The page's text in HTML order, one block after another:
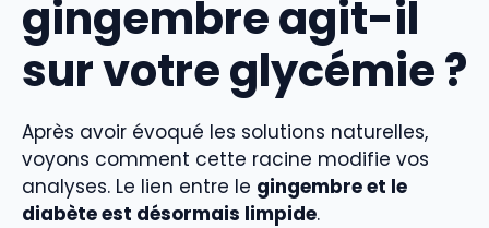
gingembre agit-il
sur votre glycémie ?
Après avoir évoqué les solutions naturelles,
voyons comment cette racine modifie vos
analyses. Le lien entre le gingembre et le
diabète est désormais limpide.